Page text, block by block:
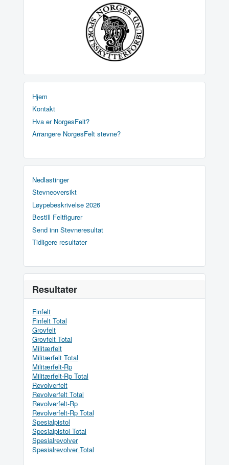
Hjem
Kontakt
Hva er NorgesFelt?
Arrangere NorgesFelt stevne?
Nedlastinger
Stevneoversikt
Løypebeskrivelse 2026
Bestill Feltfigurer
Send inn Stevneresultat
Tidligere resultater
Resultater
Finfelt
Finfelt Total
Grovfelt
Grovfelt Total
Militærfelt
Militærfelt Total
Militærfelt-Rp
Militærfelt-Rp Total
Revolverfelt
Revolverfelt Total
Revolverfelt-Rp
Revolverfelt-Rp Total
Spesialpistol
Spesialpistol Total
Spesialrevolver
Spesialrevolver Total